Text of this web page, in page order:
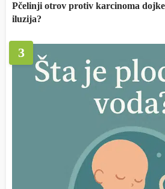
Pčelinji otrov protiv karcinoma
iluzija?
3